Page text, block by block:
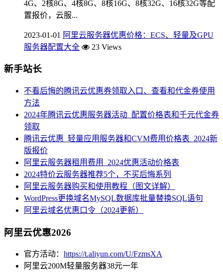
4G、2核8G、4核8G、8核16G、8核32G、16核32G等配
置报价，云服...
2023-01-01 阿里云服务器优惠价格：ECS、轻量及GPU
服务器配置大全
23 Views
新手站长
不看后悔的腾讯云优惠券领取入口、查看和代金券使用
方法
2024年腾讯云优惠服务器活动_配置价格表和千元代金券
领取
腾讯云优惠_轻量应用服务器和CVM费用价格表_2024新
版报价
阿里云服务器租用费用_2024优惠活动价格表
2024特价云服务器推荐5个，不买后悔系列
阿里云服务器购买和使用教程（图文详解）
WordPress更换域名MySQL数据库批量替换SQL语句
阿里云域名优惠口令（2024更新）
阿里云优惠2026
官方活动： https://t.aliyun.com/U/FzmsXA
阿里云200M轻量服务器38元一年